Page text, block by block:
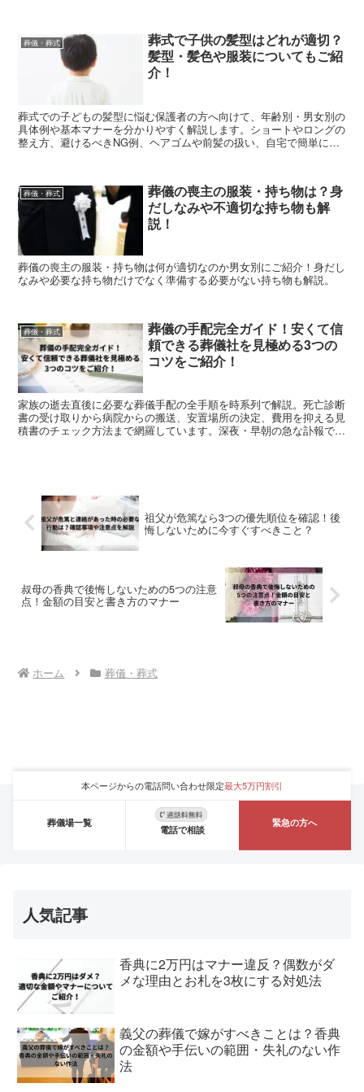
葬儀・葬式
葬式で子供の髪型はどれが適切？
髪型・髪色や服装についてもご紹
介！
葬式での子どもの髪型に悩む保護者の方へ向けて、年齢別・男女別の
具体例や基本マナーを分かりやすく解説します。ショートやロングの
整え方、避けるべきNG例、ヘアゴムや前髪の扱い、自宅で簡単にで
葬儀・葬式
葬儀の喪主の服装・持ち物は？身
だしなみや不適切な持ち物も解
説！
葬儀の喪主の服装・持ち物は何が適切なのか男女別にご紹介！身だし
なみや必要な持ち物だけでなく準備する必要がない持ち物も解説。
葬儀・葬式
葬儀の手配完全ガイド！安くて信
頼できる葬儀社を見極める3つの
コツをご紹介！
家族の逝去直後に必要な葬儀手配の全手順を時系列で解説。死亡診断
書の受け取りから病院からの搬送、安置場所の決定、費用を抑える見
積書のチェック方法まで網羅しています。深夜・早朝の急な訃報でも
祖父が危篤なら3つの優先順位を確認！後
悔しないために今すぐすべきこと？
叔母の香典で後悔しないための5つの注意
点！金額の目安と書き方のマナー
ホーム 葬儀・葬式
本ページからの電話問い合わせ限定最大5万円割引
葬儀場一覧
電話で相談
緊急の方へ
人気記事
香典に2万円はマナー違反？偶数がダ
メな理由とお札を3枚にする対処法
義父の葬儀で嫁がすべきことは？香典
の金額や手伝いの範囲・失礼のない作
法